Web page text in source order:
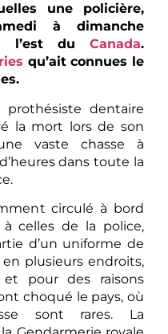
une policière,
à dimanche
l’est du Canada.
qu’ait connues le
prothésiste dentaire
la mort lors de son
vaste chasse à
dans toute la
circulé à bord
celles de la police,
d’un uniforme de
plusieurs endroits,
et pour des raisons
choqué le pays, où
sont rares. La